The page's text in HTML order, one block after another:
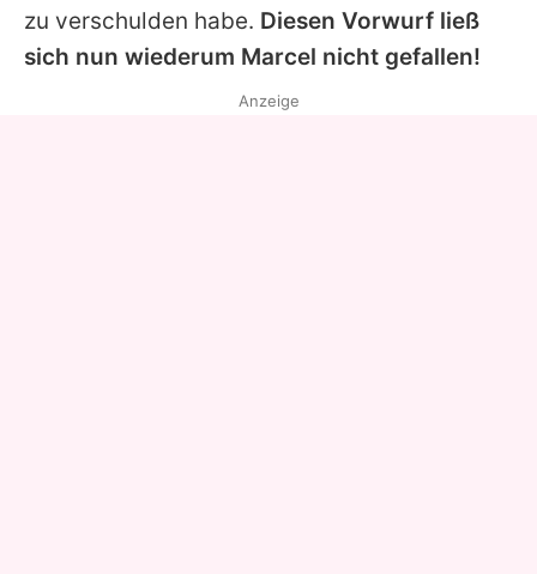
zu verschulden habe. Diesen Vorwurf ließ
sich nun wiederum Marcel nicht gefallen!
Anzeige